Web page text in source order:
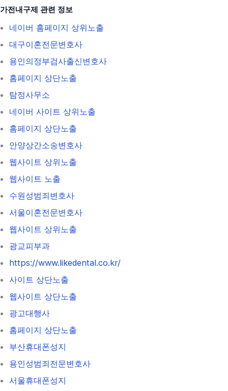
가전내구제 관련 정보
네이버 홈페이지 상위노출
대구이혼전문변호사
용인의정부검사출신변호사
홈페이지 상단노출
탐정사무소
네이버 사이트 상위노출
홈페이지 상단노출
안양상간소송변호사
웹사이트 상위노출
웹사이트 노출
수원성범죄변호사
서울이혼전문변호사
웹사이트 상위노출
광교피부과
https://www.likedental.co.kr/
사이트 상단노출
웹사이트 상단노출
광고대행사
홈페이지 상단노출
부산휴대폰성지
용인성범죄전문변호사
서울휴대폰성지